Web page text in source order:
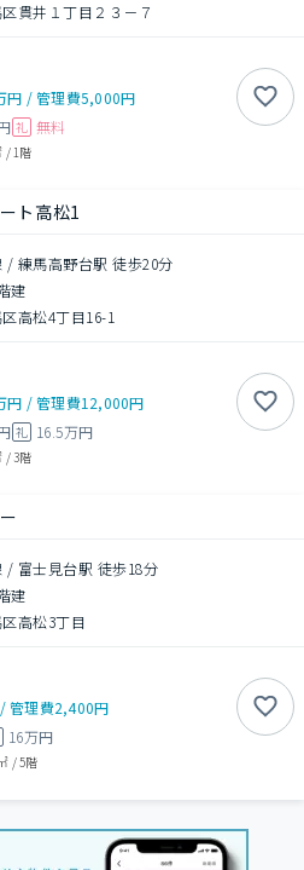
貫井１丁目２３－７
円 /管理費5,000円
礼 無料
/ 1階
ト高松1
/ 練馬高野台駅 徒歩20分
建
高松4丁目16-1
円 /管理費12,000円
礼 16.5万円
/3階
/ 富士見台駅 徒歩18分
建
高松3丁目
/管理費2,400円
16万円
/5階